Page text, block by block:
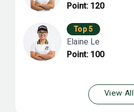
Point: 120
Top 5
Elaine Le
Point: 100
View All